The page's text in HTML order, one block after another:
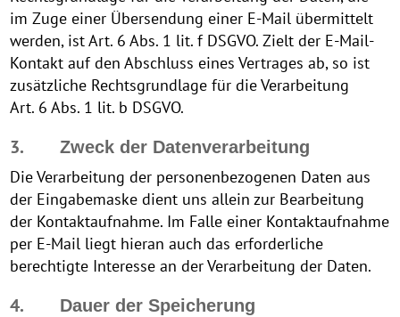
im Zuge einer Übersendung einer E-Mail übermittelt
werden, ist Art. 6 Abs. 1 lit. f DSGVO. Zielt der E-Mail-
Kontakt auf den Abschluss eines Vertrages ab, so ist
zusätzliche Rechtsgrundlage für die Verarbeitung
Art. 6 Abs. 1 lit. b DSGVO.
3. Zweck der Datenverarbeitung
Die Verarbeitung der personenbezogenen Daten aus
der Eingabemaske dient uns allein zur Bearbeitung
der Kontaktaufnahme. Im Falle einer Kontaktaufnahme
per E-Mail liegt hieran auch das erforderliche
berechtigte Interesse an der Verarbeitung der Daten.
4. Dauer der Speicherung